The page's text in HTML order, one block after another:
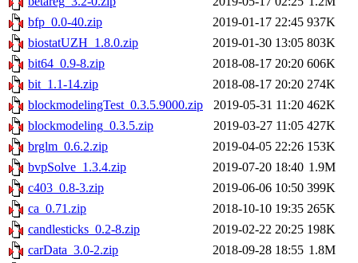
bfp_0.0-40.zip
2019-01-17 22:45 937K
biostatUZH_1.8.0.zip
2019-01-30 13:05 803K
bit64_0.9-8.zip
2018-08-17 20:20 606K
bit_1.1-14.zip
2018-08-17 20:20 274K
blockmodelingTest_0.3.5.9000.zip
2019-05-31 11:20 462K
blockmodeling_0.3.5.zip
2019-03-27 11:05 427K
brglm_0.6.2.zip
2019-04-05 22:26 153K
bvpSolve_1.3.4.zip
2019-07-20 18:40 1.9M
c403_0.8-3.zip
2019-06-06 10:50 399K
ca_0.71.zip
2018-10-10 19:35 265K
candlesticks_0.2-8.zip
2019-02-22 20:25 198K
carData_3.0-2.zip
2018-09-28 18:55 1.8M